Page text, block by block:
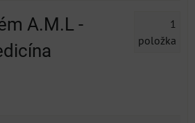
A.M.L -
1
položka